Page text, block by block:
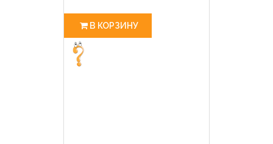
В КОРЗИНУ